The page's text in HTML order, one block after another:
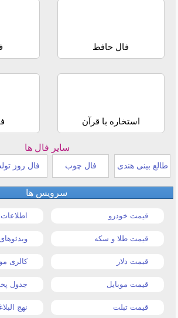
فال حافظ
استخاره با قرآن
سایر فال ها
طالع بینی هندی فال چوب فال روز
سرویس ها
قیمت خودرو
قیمت طلا و سکه
قیمت دلار کالری
قیمت موبایل جدول
قیمت تبلت نهج